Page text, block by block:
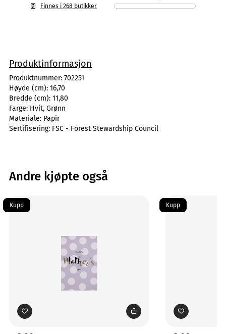
Finnes i 268 butikker
Produktinformasjon
Produktnummer: 702251
Høyde (cm): 16,70
Bredde (cm): 11,80
Farge: Hvit, Grønn
Materiale: Papir
Sertifisering: FSC - Forest Stewardship Council
Andre kjøpte også
Kupp Kupp